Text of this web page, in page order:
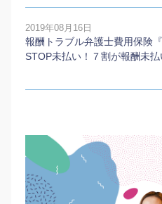
2019年08月16日
報酬トラブル弁護士費用保険
STOP未払い！７割が報酬未